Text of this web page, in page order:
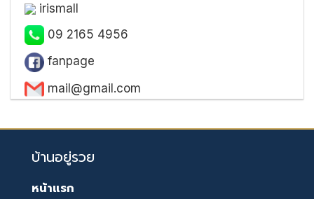
irismall
09 2165 4956
fanpage
mail@gmail.com
บ้านอยู่รวย
หน้าแรก